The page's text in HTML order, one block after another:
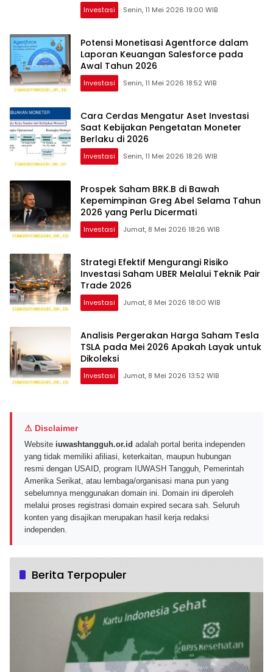
Investasi Senin, 11 Mei 2026 19:00 WIB
Potensi Monetisasi Agentforce dalam
Laporan Keuangan Salesforce pada
Awal Tahun 2026
Investasi Senin, 11 Mei 2026 18:52 WIB
Cara Cerdas Mengatur Aset Investasi
Saat Kebijakan Pengetatan Moneter
Berlaku di 2026
Investasi Senin, 11 Mei 2026 18:26 WIB
Prospek Saham BRK.B di Bawah
Kepemimpinan Greg Abel Selama Tahun
2026 yang Perlu Dicermati
Investasi Jumat, 8 Mei 2026 18:26 WIB
Strategi Efektif Mengurangi Risiko
Investasi Saham UBER Melalui Teknik Pair
Trade 2026
Investasi Jumat, 8 Mei 2026 18:00 WIB
Analisis Pergerakan Harga Saham Tesla
TSLA pada Mei 2026 Apakah Layak untuk
Dikoleksi
Investasi Jumat, 8 Mei 2026 13:52 WIB
⚠ Disclaimer
Website iuwashtangguh.or.id adalah portal berita independen
yang tidak memiliki afiliasi, keterkaitan, maupun hubungan
resmi dengan USAID, program IUWASH Tangguh, Pemerintah
Amerika Serikat, atau lembaga/organisasi mana pun yang
sebelumnya menggunakan domain ini. Domain ini diperoleh
melalui proses registrasi domain expired secara sah. Seluruh
konten yang disajikan merupakan hasil kerja redaksi
independen.
Berita Terpopuler